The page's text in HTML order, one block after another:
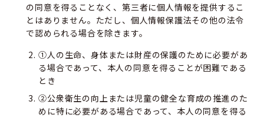
の同意を得ることなく、第三者に個人情報を提供するこ
とはありません。ただし、個人情報保護法その他の法令
で認められる場合を除きます。
①人の生命、身体または財産の保護のために必要があ
る場合であって、本人の同意を得ることが困難である
とき
②公衆衛生の向上または児童の健全な育成の推進のた
めに特に必要がある場合であって、本人の同意を得る